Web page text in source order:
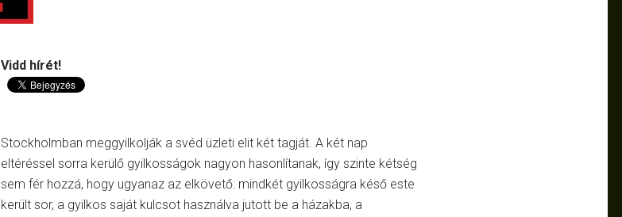
Vidd hírét!
Stockholmban meggyilkolják a svéd üzleti elit két tagját. A két nap
eltéréssel sorra kerülő gyilkosságok nagyon hasonlítanak, így szinte kétség
sem fér hozzá, hogy ugyanaz az elkövető: mindkét gyilkosságra késő este
került sor, a gyilkos saját kulcsot használva jutott be a házakba, a